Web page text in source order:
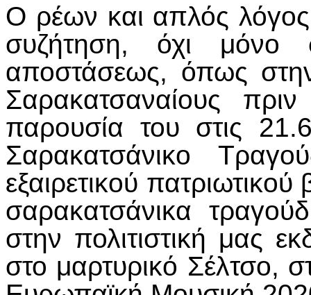
Ο ρέων και απλός λόγος
συζήτηση, όχι
αποστάσεως, όπως
Σαρακατσαναίους
παρουσία του στις
Σαρακατσάνικο
εξαιρετικού
σαρακατσάνικα
στην πολιτιστική μας
στο μαρτυρικό Σέλτσο,